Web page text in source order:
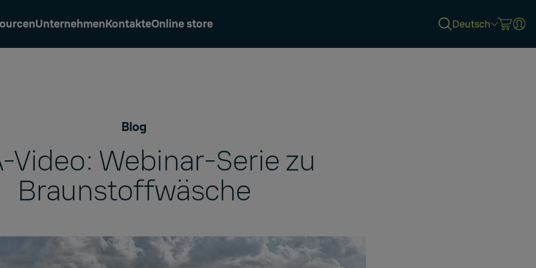
UnternehmenKontakteOnline store Deutsch
Blog
Video: Webinar-Serie zu
Braunstoffwäsche